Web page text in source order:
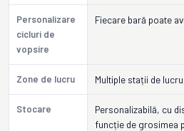
Personalizare
cicluri de
vopsire
Fiecare bară poate
Zone de lucru Multiple stații de
Stocare
Personalizabilă, cu
funcție de grosimea